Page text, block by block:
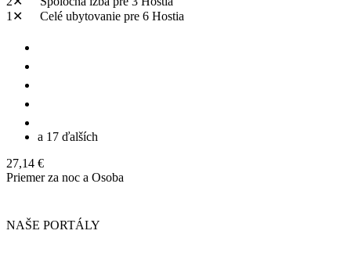
1✕
Celé ubytovanie pre 6 Hostia
a 17 ďalších
27,14 €
Priemer za noc a Osoba
NAŠE PORTÁLY